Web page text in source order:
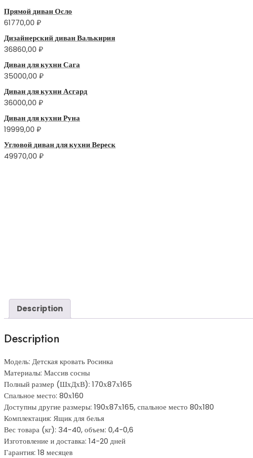
Прямой диван Осло
61770,00 ₽
Дизайнерский диван Валькирия
36860,00 ₽
Диван для кухни Сага
35000,00 ₽
Диван для кухни Асгард
36000,00 ₽
Диван для кухни Руна
19999,00 ₽
Угловой диван для кухни Вереск
49970,00 ₽
Description
Description
Модель: Детская кровать Росинка
Материалы: Массив сосны
Полный размер (ШхДхВ): 170х87х165
Спальное место: 80х160
Доступны другие размеры: 190х87х165, спальное место 80х180
Комплектация: Ящик для белья
Вес товара (кг): 34-40, объем: 0,4-0,6
Изготовление и доставка: 14-20 дней
Гарантия: 18 месяцев